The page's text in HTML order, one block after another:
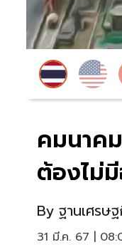
คมนาค
ต้องไม่
By ฐานเศรษ
31 มี.ค. 67 |